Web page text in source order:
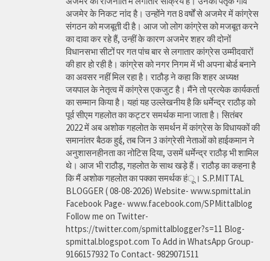
अजमेर के निकट नांद है। उन्होंने गत 8 वर्षों से अजमेर में कांग्रेस
संगठन को मजबूती दी है। आज जो लोग कांग्रेस को मजबूत करने
का दावा कर रहे हैं, उन्हीं के कारण अजमेर शहर की दोनों
विधानसभा सीटों पर गत पांच बार से लगातार कांग्रेस उम्मीदवारों
की हार हो रही है। कांग्रेस को नगर निगम में भी अपना बोर्ड बनाने
का अवसर नहीं मिल रहा है। राठौड़ ने कहा कि शहर अध्यक्ष
जयपाल के नेतृत्व में कांग्रेस एकजुट है। मैंने तो प्रत्येक कार्यकर्ता
का सम्मान किया है। यहां यह उल्लेखनीय है कि धर्मेन्द्र राठौड़ को
पूर्व सीएम गहलोत का कट्टर समर्थक माना जाता है। सितंबर
2022 में अब अशोक गहलोत के समर्थन में कांग्रेस के विधायकों की
समानांतर बैठक हुई, तब जिन 3 कांग्रेसी नेताओं को हाईकमान ने
अनुशासनहीनता का नोटिस दिया, उसमें धर्मेन्द्र राठौड़ भी शामिल
थे। आज भी राठौड़, गहलोत के साथ खड़े हैं। राठौड़ का कहना है
कि मैं अशोक गहलोत का पक्का समर्थक हंू। S.P.MITTAL
BLOGGER ( 08-08-2026) Website- www.spmittal.in
Facebook Page- www.facebook.com/SPMittalblog
Follow me on Twitter-
https://twitter.com/spmittalblogger?s=11 Blog-
spmittal.blogspot.com To Add in WhatsApp Group-
9166157932 To Contact- 9829071511